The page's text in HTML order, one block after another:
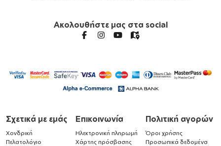
Ακολουθήστε μας στα social
Σχετικά με εμάς
Χονδρική
Πελατολόγιο
Επικοινωνία
Ηλεκτρονική πληρωμή
Χάρτης πρόσβασης
Πολιτική αγορών
Όροι χρήσης
Προσωπικά δεδομένα